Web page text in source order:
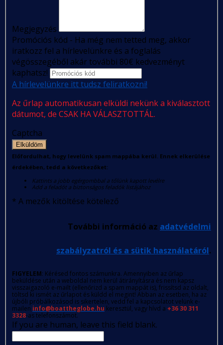
Megjegyzés
Promóciós kód - Ha még nem tetted meg, akkor
iratkozz fel a hírlevelünkre és a foglalás
végösszegéből akár további 80€ kedvezményt
kaphatsz!
A hírlevelünkre itt tudsz feliratkozni!
Az űrlap automatikusan elküldi nekünk a kiválasztott
dátumot, de CSAK HA VÁLASZTOTTÁL.
Captcha
Elküldöm
Előfordulhat, hogy levelünk spam mappába kerül. Ennek elkerülése
érdekében, tedd a következőket:
Kattints a jobb egérgombbal a tőlünk kapott levélre
Add a feladót a biztonságos feladók listájához
* A mezők kitöltése kötelező
További információ az adatvédelmi
szabályzatról és a sütik használatáról.
FIGYELEM: Kérésed fontos számunkra. Amennyiben az űrlap
beküldése után a weboldal nem kerül átirányításra és nem kapsz
visszaigazoló e-mailt (ellenőrizd a spam mappát is), frissítsd az oldalt,
töltsd ki ismét az űrlapot és küldd el megint! Abban az esetben, ha az
újbóli próbálkozásod is sikertelen, vedd fel a kapcsolatot velünk e-
mailen info@boattheglobe.hu keresztül, vagy hívd a +36 30 311
3328-as telefonszámot.
If you are human, leave this field blank.